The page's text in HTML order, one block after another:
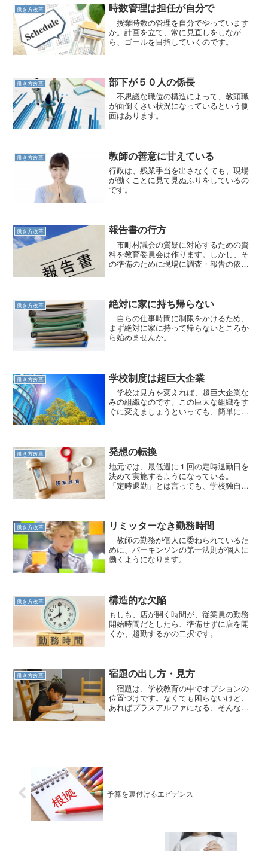
働き方改革 時数管理は担任が自分で
授業時数の管理を自分でやっています
か。計画を立て、常に見直しをしなが
ら、ゴールを目指していくのです。
働き方改革 部下が５０人の係長
不思議な職位の構造によって、教頭職
が面倒くさい状況になっているという側
面はあります。
働き方改革 教師の善意に甘えている
行政は、残業手当を出さなくても、現場
が働くことに見て見ぬふりをしているの
です。
働き方改革 報告書の行方
市町村議会の質疑に対応するための資
料を教育委員会は作ります。しかし、そ
の準備のために現場に調査・報告の依頼
働き方改革 絶対に家に持ち帰らない
自らの仕事時間に制限をかけるため、
まず絶対に家に持って帰らないところか
ら始めませんか。
働き方改革 学校制度は超巨大企業
学校は見方を変えれば、超巨大企業な
みの組織なのです。この巨大な組織をす
ぐに変えましょうといっても、簡単には
働き方改革 発想の転換
地元では、最低週に１回の定時退勤日を
決めて実施するようになっている。
「定時退勤」とは言っても、学校独自で
た。 しかし、この週１回の...
働き方改革 リミッターなき勤務時間
教師の勤務が個人に委ねられているた
めに、パーキンソンの第一法則が個人に
働くようになります。
働き方改革 構造的な欠陥
もしも、店が開く時間が、従業員の勤務
開始時間だとしたら、準備せずに店を開
くか、超勤するかの二択です。
働き方改革 宿題の出し方・見方
宿題は、学校教育の中でオプションの
位置づけです。なくても困らないけど、
あればプラスアルファになる、そんな位
予算を裏付けるエビデンス